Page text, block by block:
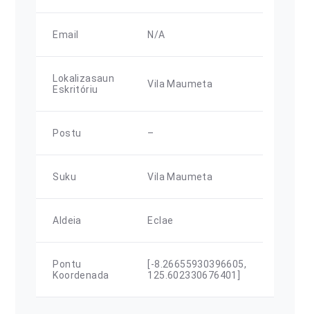
Email N/A
Lokalizasaun
Eskritóriu
Vila Maumeta
Postu –
Suku Vila Maumeta
Aldeia Eclae
Pontu
Koordenada
[-8.26655930396605,
125.602330676401]